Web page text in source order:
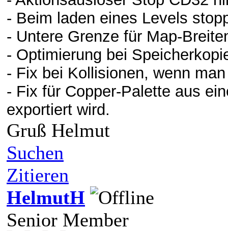
- Beim laden eines Levels
- Untere Grenze für Map-
- Optimierung bei
- Fix bei Kollisionen, wenn
- Fix für Copper-Palette aus
exportiert wird.
Gruß Helmut
Suchen
Zitieren
HelmutH
Senior Member